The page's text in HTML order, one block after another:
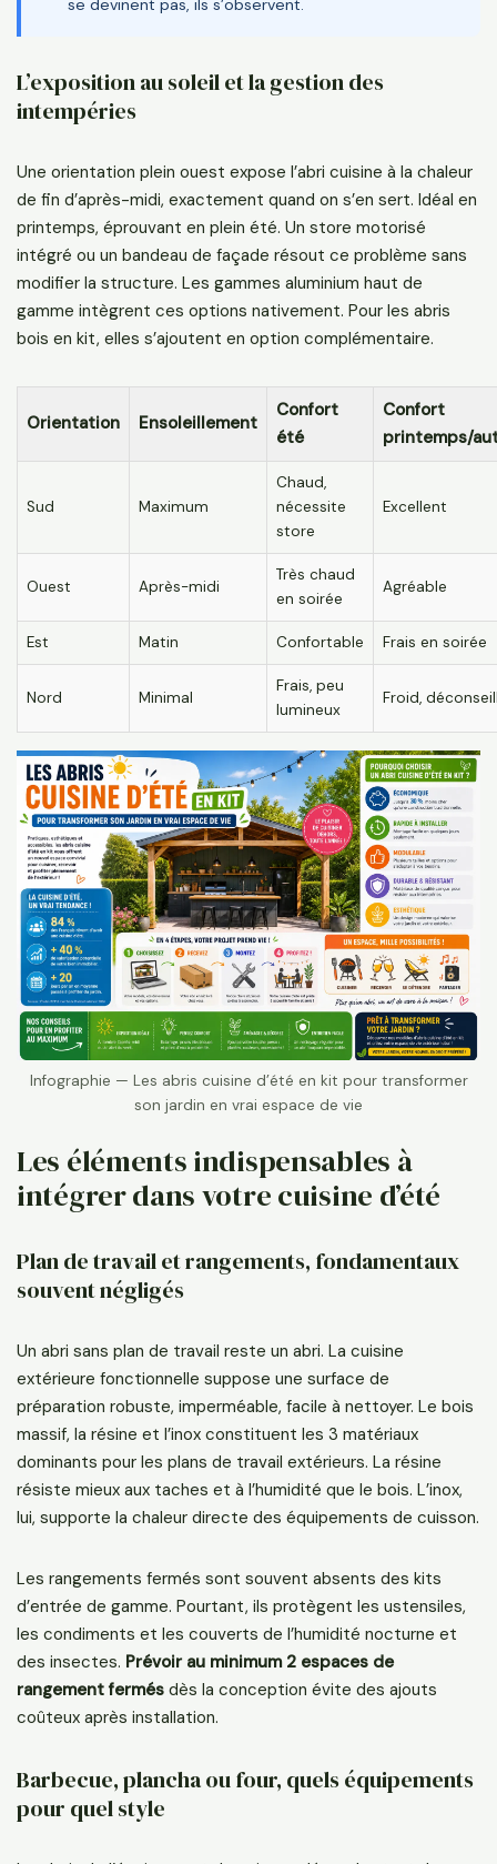
se devinent pas, ils s’observent.
L’exposition au soleil et la gestion des
intempéries
Une orientation plein ouest expose l’abri cuisine à la chaleur
de fin d’après-midi, exactement quand on s’en sert. Idéal en
printemps, éprouvant en plein été. Un store motorisé
intégré ou un bandeau de façade résout ce problème sans
modifier la structure. Les gammes aluminium haut de
gamme intègrent ces options nativement. Pour les abris
bois en kit, elles s’ajoutent en option complémentaire.
Orientation Ensoleillement
Confort
été
Confort
printemps/
Sud Maximum
Chaud,
nécessite
store
Excellent
Ouest Après-midi
Très chaud
en soirée
Agréable
Est Matin Confortable Frais en soirée
Nord Minimal
Frais, peu
lumineux
Froid,
Infographie — Les abris cuisine d’été en kit pour transformer
son jardin en vrai espace de vie
Les éléments indispensables à
intégrer dans votre cuisine d’été
Plan de travail et rangements, fondamentaux
souvent négligés
Un abri sans plan de travail reste un abri. La cuisine
extérieure fonctionnelle suppose une surface de
préparation robuste, imperméable, facile à nettoyer. Le bois
massif, la résine et l’inox constituent les 3 matériaux
dominants pour les plans de travail extérieurs. La résine
résiste mieux aux taches et à l’humidité que le bois. L’inox,
lui, supporte la chaleur directe des équipements de cuisson.
Les rangements fermés sont souvent absents des kits
d’entrée de gamme. Pourtant, ils protègent les ustensiles,
les condiments et les couverts de l’humidité nocturne et
des insectes. Prévoir au minimum 2 espaces de
rangement fermés dès la conception évite des ajouts
coûteux après installation.
Barbecue, plancha ou four, quels équipements
pour quel style